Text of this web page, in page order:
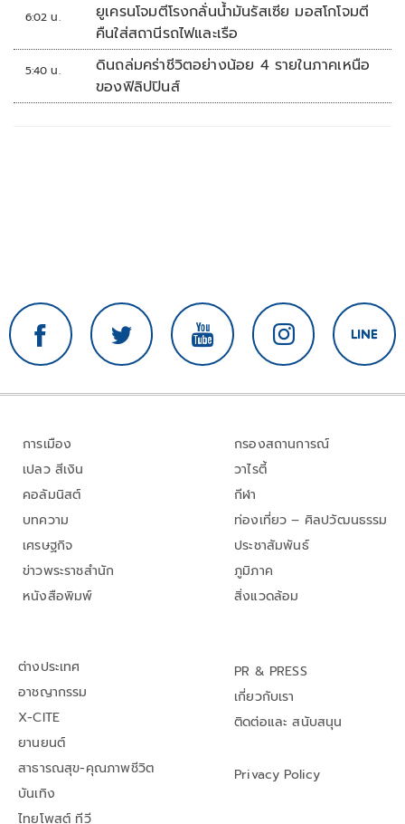
6:02 น.
ยูเครนโจมตีโรงกลั่นน้ำมันรัสเซีย มอสโกโจมตี
คืนใส่สถานีรถไฟและเรือ
5:40 น.
ดินถล่มคร่าชีวิตอย่างน้อย 4 รายในภาคเหนือ
ของฟิลิปปินส์
การเมือง
เปลว สีเงิน
คอลัมนิสต์
บทความ
เศรษฐกิจ
ข่าวพระราชสำนัก
หนังสือพิมพ์
กรองสถานการณ์
วาไรตี้
กีฬา
ท่องเที่ยว – ศิลปวัฒนธรรม
ประชาสัมพันธ์
ภูมิภาค
สิ่งแวดล้อม
ต่างประเทศ
อาชญากรรม
X-CITE
ยานยนต์
สาธารณสุข-คุณภาพชีวิต
บันเทิง
ไทยโพสต์ ทีวี
PR & PRESS
เกี่ยวกับเรา
ติดต่อและ สนับสนุน
Privacy Policy